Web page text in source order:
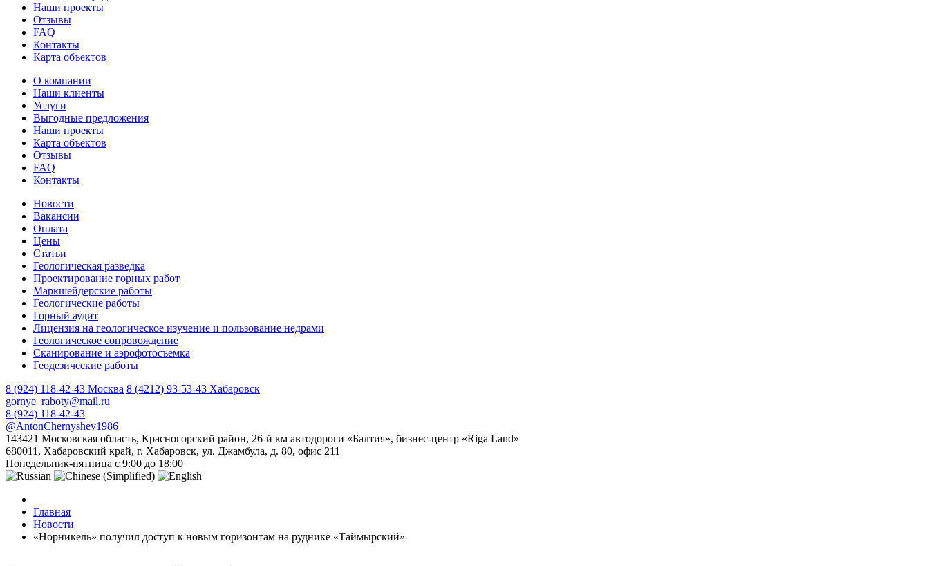
Наши проекты
Отзывы
FAQ
Контакты
Карта объектов
О компании
Наши клиенты
Услуги
Выгодные предложения
Наши проекты
Карта объектов
Отзывы
FAQ
Контакты
Новости
Вакансии
Оплата
Цены
Статьи
Геологическая разведка
Проектирование горных работ
Маркшейдерские работы
Геологические работы
Горный аудит
Лицензия на геологическое изучение и пользование недрами
Геологическое сопровождение
Сканирование и аэрофотосъемка
Геодезические работы
8 (924) 118-42-43 Москва 8 (4212) 93-53-43 Хабаровск
gornye_raboty@mail.ru
8 (924) 118-42-43
@AntonChernyshev1986
143421 Московская область, Красногорский район, 26-й км автодороги «Балтия», бизнес-центр «Riga Land»
680011, Хабаровский край, г. Хабаровск, ул. Джамбула, д. 80, офис 211
Понедельник-пятница с 9:00 до 18:00
Главная
Новости
«Норникель» получил доступ к новым горизонтам на руднике «Таймырский»